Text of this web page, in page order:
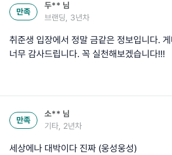
만족
두** 님
브랜딩, 3년차
취준생 입장에서 정말 금같은 정보입니다.
너무 감사드립니다. 꼭 실천해보겠습니다!!!
만족
소** 님
기타, 2년차
세상에나 대박이다 진짜 (웅성웅성)